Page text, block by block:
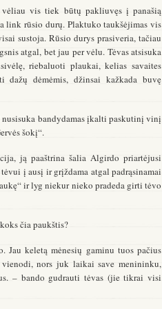
vis tiek būtų pakliuvęs į panašią
link rūsio durų. Plaktuko taukšėjimas vis
sustoja. Rūsio durys prasiveria, tačiau
atgal, bet jau per vėlu. Tėvas atsisuka
riebaluoti plaukai, kelias savaites
dažų dėmėmis, džinsai kažkada buvę
bandydamas įkalti paskutinį vinį
šokį“.
ją paaštrina šalia Algirdo priartėjusi
į ausį ir grįždama atgal padrąsinamai
ir lyg niekur nieko pradeda girti tėvo
čia paukštis?
Jau keletą mėnesių gaminu tuos pačius
nors juk laikai save menininku,
– bando gudrauti tėvas (jie tikrai visi